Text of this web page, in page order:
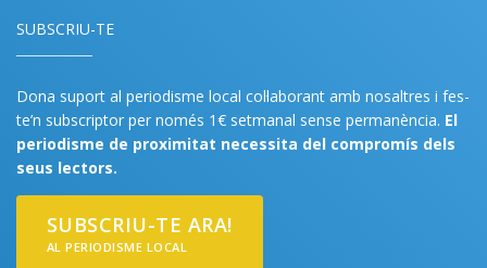
SUBSCRIU-TE
Dona suport al periodisme local col·laborant amb nosaltres i fes-
te’n subscriptor per només 1€ setmanal sense permanència. El
periodisme de proximitat necessita del compromís dels
seus lectors.
SUBSCRIU-TE ARA!
AL PERIODISME LOCAL